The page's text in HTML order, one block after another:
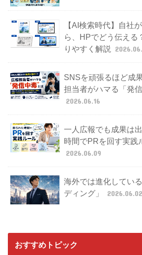
【AI検索時代】自社
ら、HPでどう伝える
りやすく解説
SNSを頑張るほど成
担当者がハマる「発
2026.06.16
一人広報でも成果は
時間でPRを回す実践
2026.06.09
海外では進化してい
ディング」
2026.06.02
おすすめトピック